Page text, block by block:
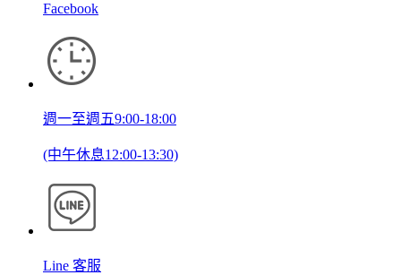
Facebook
週一至週五9:00-18:00
(中午休息12:00-13:30)
Line 客服